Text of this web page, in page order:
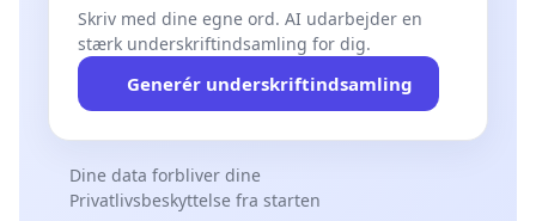
Skriv med dine egne ord. AI udarbejder en
stærk underskriftindsamling for dig.
Generér underskriftindsamling
Dine data forbliver dine
Privatlivsbeskyttelse fra starten